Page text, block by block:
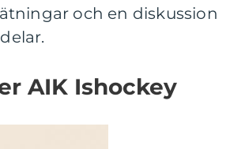
och en diskussion
AIK Ishockey